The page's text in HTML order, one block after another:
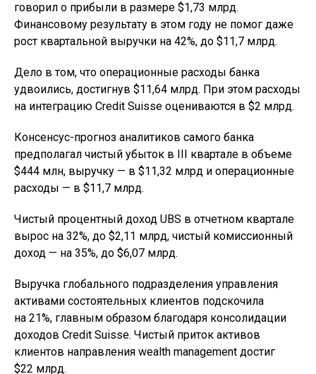
говорил о прибыли в размере $1,73 млрд.
Финансовому результату в этом году не помог даже
рост квартальной выручки на 42%, до $11,7 млрд.
Дело в том, что операционные расходы банка
удвоились, достигнув $11,64 млрд. При этом расходы
на интеграцию Credit Suisse оцениваются в $2 млрд.
Консенсус-прогноз аналитиков самого банка
предполагал чистый убыток в III квартале в объеме
$444 млн, выручку — в $11,32 млрд и операционные
расходы — в $11,7 млрд.
Чистый процентный доход UBS в отчетном квартале
вырос на 32%, до $2,11 млрд, чистый комиссионный
доход — на 35%, до $6,07 млрд.
Выручка глобального подразделения управления
активами состоятельных клиентов подскочила
на 21%, главным образом благодаря консолидации
доходов Credit Suisse. Чистый приток активов
клиентов направления wealth management достиг
$22 млрд.